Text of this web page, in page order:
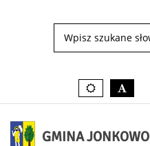
Kolory
domyślnebiały
GMINA JONKOWO